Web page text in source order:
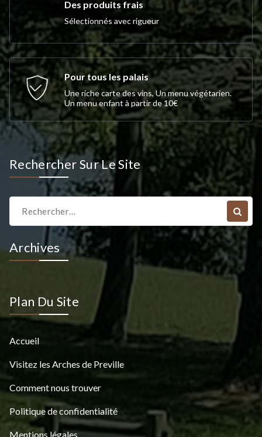
Des produits frais
Sélectionnés avec rigueur
Pour tous les palais
Une riche carte des vins, Un menu végétarien.
Un menu enfant à partir de 10€
Rechercher Sur Le Site
pour :
Archives
Plan Du Site
Accueil
Visitez les Arches de Preville
Comment nous trouver
Politique de confidentialité
Mentions légales